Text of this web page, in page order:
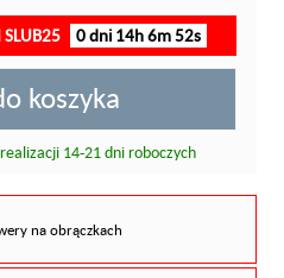
SLUB25 0 dni 14h 6m 51s
koszyka
14-21 dni roboczych
na obrączkach